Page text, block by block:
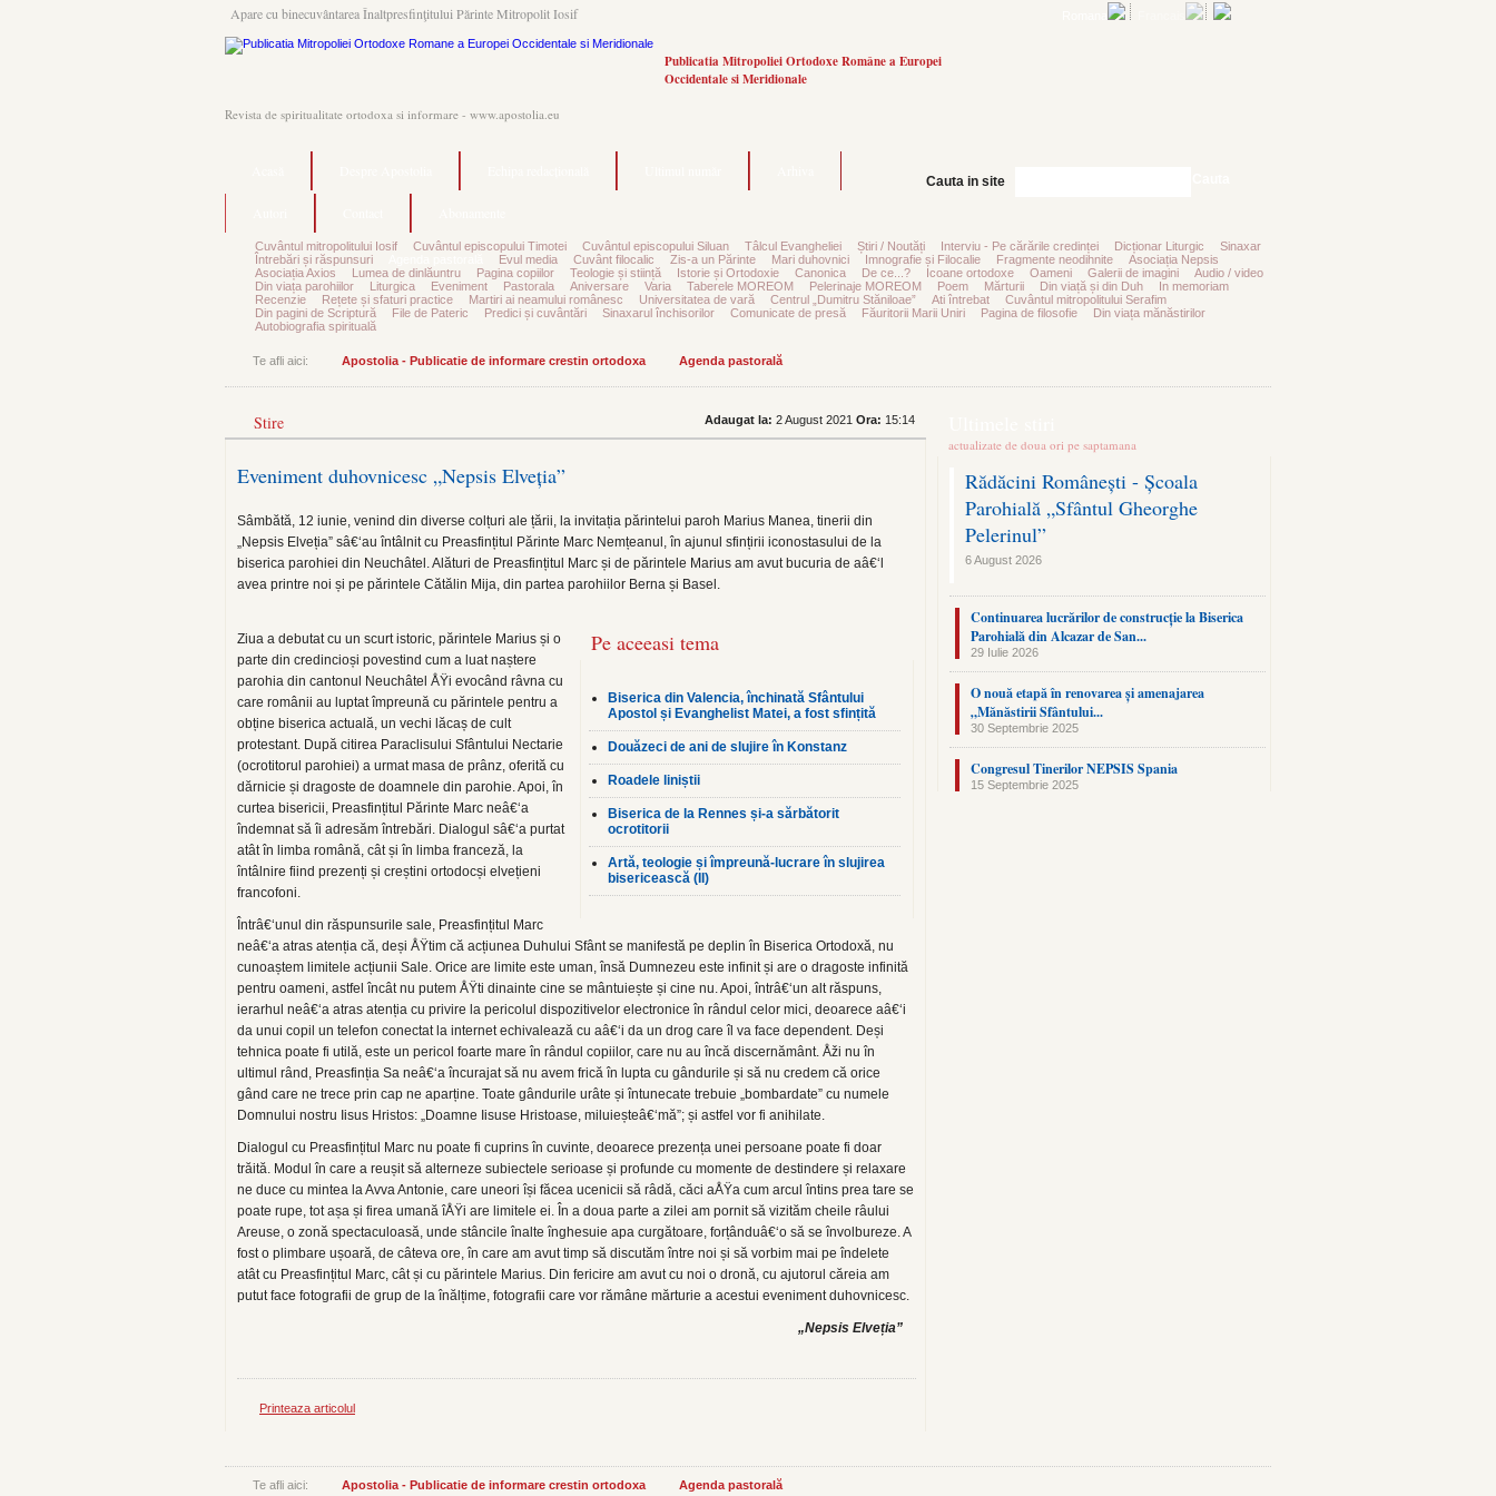
Apare cu binecuvântarea Înaltpresfinţitului Părinte Mitropolit Iosif
Publicatia Mitropoliei Ortodoxe Române a Europei
Occidentale si Meridionale
Revista de spiritualitate ortodoxa si informare - www.apostolia.eu
Cauta in site
Cuvântul mitropolitului Iosif Cuvântul episcopului Timotei Cuvântul episcopului Siluan Tâlcul Evangheliei Știri / Noutăți Interviu - Pe cărările credinței Dicționar Liturgic
Sinaxar
Întrebări și răspunsuri
Evul media Cuvânt filocalic Zis-a un Părinte Mari duhovnici Imnografie și Filocalie Fragmente neodihnite
Asociația Nepsis
Asociația Axios
Lumea de dinlăuntru Pagina copiilor Teologie și stiință Istorie și Ortodoxie Canonica De ce...? Icoane ortodoxe Oameni Galerii de imagini
Audio / video
Din viața parohiilor
Liturgica Eveniment Pastorala Aniversare Varia Taberele MOREOM Pelerinaje MOREOM Poem Mărturii Din viață și din Duh
In memoriam
Recenzie
Rețete și sfaturi practice Martiri ai neamului românesc Universitatea de vară Centrul „Dumitru Stăniloae” Ati întrebat
Cuvântul mitropolitului Serafim
Din pagini de Scriptură
File de Pateric Predici și cuvântări Sinaxarul închisorilor Comunicate de presă Făuritorii Marii Uniri Pagina de filosofie
Din viața mănăstirilor
Autobiografia spirituală
Te afli aici: Apostolia - Publicatie de informare crestin ortodoxa Agenda pastorală
Stire Adaugat la: 2 August 2021 Ora: 15:14
Eveniment duhovnicesc „Nepsis Elveția”
Sâmbătă, 12 iunie, venind din diverse colțuri ale țării, la invitația părintelui paroh Marius Manea, tinerii din
„Nepsis Elveția” sâ€‘au întâlnit cu Preasfințitul Părinte Marc Nemțeanul, în ajunul sfințirii iconostasului de la
biserica parohiei din Neuchâtel. Alături de Preasfințitul Marc și de părintele Marius am avut bucuria de aâ€‘l
avea printre noi și pe părintele Cătălin Mija, din partea parohiilor Berna și Basel.
Pe aceeasi tema
Biserica din Valencia, închinată Sfântului
Apostol și Evanghelist Matei, a fost sfințită
Douăzeci de ani de slujire în Konstanz
Roadele liniștii
Biserica de la Rennes și-a sărbătorit
ocrotitorii
Artă, teologie și împreună-lucrare în slujirea
bisericească (II)
Ziua a debutat cu un scurt istoric, părintele Marius și o
parte din credincioși povestind cum a luat naștere
parohia din cantonul Neuchâtel ÅŸi evocând râvna cu
care românii au luptat împreună cu părintele pentru a
obține biserica actuală, un vechi lăcaș de cult
protestant. După citirea Paraclisului Sfântului Nectarie
(ocrotitorul parohiei) a urmat masa de prânz, oferită cu
dărnicie și dragoste de doamnele din parohie. Apoi, în
curtea bisericii, Preasfințitul Părinte Marc neâ€‘a
îndemnat să îi adresăm întrebări. Dialogul sâ€‘a purtat
atât în limba română, cât și în limba franceză, la
întâlnire fiind prezenți și creștini ortodocși elvețieni
francofoni.
Întrâ€‘unul din răspunsurile sale, Preasfințitul Marc
neâ€‘a atras atenția că, deși ÅŸtim că acțiunea Duhului Sfânt se manifestă pe deplin în Biserica Ortodoxă, nu
cunoaștem limitele acțiunii Sale. Orice are limite este uman, însă Dumnezeu este infinit și are o dragoste infinită
pentru oameni, astfel încât nu putem ÅŸti dinainte cine se mântuiește și cine nu. Apoi, întrâ€‘un alt răspuns,
ierarhul neâ€‘a atras atenția cu privire la pericolul dispozitivelor electronice în rândul celor mici, deoarece aâ€‘i
da unui copil un telefon conectat la internet echivalează cu aâ€‘i da un drog care îl va face dependent. Deși
tehnica poate fi utilă, este un pericol foarte mare în rândul copiilor, care nu au încă discernământ. Åži nu în
ultimul rând, Preasfinția Sa neâ€‘a încurajat să nu avem frică în lupta cu gândurile și să nu credem că orice
gând care ne trece prin cap ne aparține. Toate gândurile urâte și întunecate trebuie „bombardate” cu numele
Domnului nostru Iisus Hristos: „Doamne Iisuse Hristoase, miluieșteâ€‘mă”; și astfel vor fi anihilate.
Dialogul cu Preasfințitul Marc nu poate fi cuprins în cuvinte, deoarece prezența unei persoane poate fi doar
trăită. Modul în care a reușit să alterneze subiectele serioase și profunde cu momente de destindere și relaxare
ne duce cu mintea la Avva Antonie, care uneori își făcea ucenicii să râdă, căci aÅŸa cum arcul întins prea tare se
poate rupe, tot așa și firea umană îÅŸi are limitele ei. În a doua parte a zilei am pornit să vizităm cheile râului
Areuse, o zonă spectaculoasă, unde stâncile înalte înghesuie apa curgătoare, forțânduâ€‘o să se învolbureze. A
fost o plimbare ușoară, de câteva ore, în care am avut timp să discutăm între noi și să vorbim mai pe îndelete
atât cu Preasfințitul Marc, cât și cu părintele Marius. Din fericire am avut cu noi o dronă, cu ajutorul căreia am
putut face fotografii de grup de la înălțime, fotografii care vor rămâne mărturie a acestui eveniment duhovnicesc.
„Nepsis Elveția”
Printeaza articolul
actualizate de doua ori pe saptamana
Rădăcini Românești - Școala
Parohială „Sfântul Gheorghe
Pelerinul”
6 August 2026
Continuarea lucrărilor de construcție la Biserica
Parohială din Alcazar de San...
29 Iulie 2026
O nouă etapă în renovarea și amenajarea
„Mănăstirii Sfântului...
30 Septembrie 2025
Congresul Tinerilor NEPSIS Spania
15 Septembrie 2025
Te afli aici: Apostolia - Publicatie de informare crestin ortodoxa Agenda pastorală